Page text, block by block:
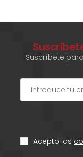
Suscríbete
Acepto las